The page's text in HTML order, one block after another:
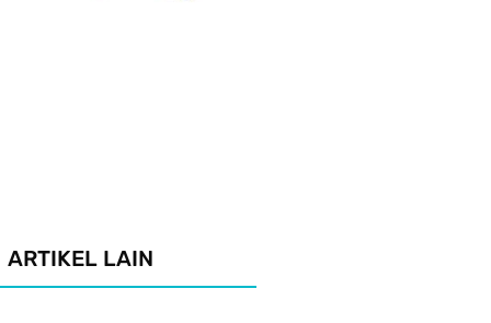
ARTIKEL LAIN